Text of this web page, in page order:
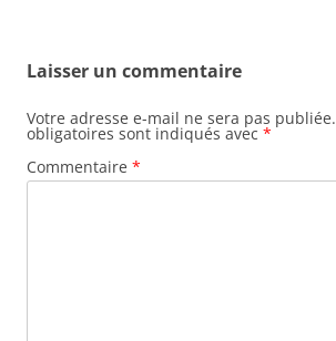
Laisser un commentaire
Votre adresse e-mail ne sera pas publiée.
obligatoires sont indiqués avec *
Commentaire *